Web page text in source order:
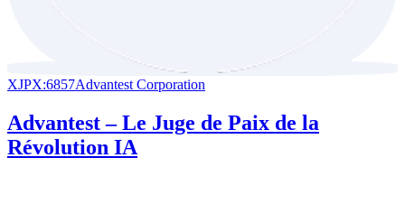
XJPX:6857Advantest Corporation
Advantest – Le Juge de Paix de la
Révolution IA